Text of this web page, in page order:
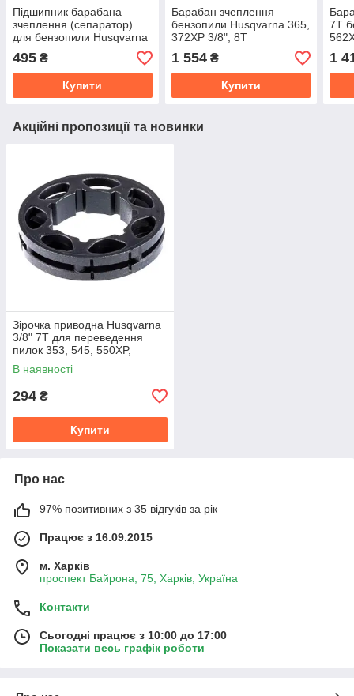
Підшипник барабана
зчеплення (сепаратор)
для бензопили Husqvarna
365, 372XP, 565, 585,
592XP
495 ₴
Купити
Барабан зчеплення
бензопили Husqvarna 365,
372XP 3/8", 8T
1 554₴
Купити
7T
1
Акційні пропозиції та новинки
Зірочка приводна Husqvarna
3/8" 7T для переведення
пилок 353, 545, 550XP,
550iXP на інший крок
В наявності
294 ₴
Купити
Про нас
97% позитивних з 35 відгуків за рік
Працює з 16.09.2015
м. Харків
проспект Байрона, 75, Харків, Україна
Контакти
Сьогодні працює з 10:00 до 17:00
Показати весь графік роботи